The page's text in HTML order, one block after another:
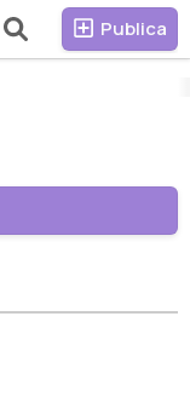
Publica